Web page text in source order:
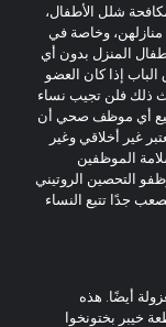
شلل الأطفال،
وخاصة في
المنزل بدون أي
إذا كان العضو
فلن تجيب نساء
أي موظف صحي أن
أخلاقي وغير
الموظفين
الروتيني
تتبع النساء
أيضًا. هذه
بختونخوا